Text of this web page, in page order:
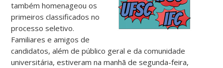
também homenageou os
primeiros classificados no
processo seletivo.
Familiares e amigos de
candidatos, além de público geral e da comunidade
universitária, estiveram na manhã de segunda-feira,